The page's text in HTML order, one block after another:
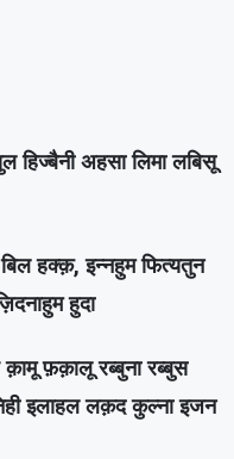
हिज्बैनी अहसा लिमा लबिसू
हक्क़, इन्नहुम फित्यतुन
हुदा
फ़क़ालू रब्बुना रब्बुस
इलाहल लक़द कुल्ना इजन